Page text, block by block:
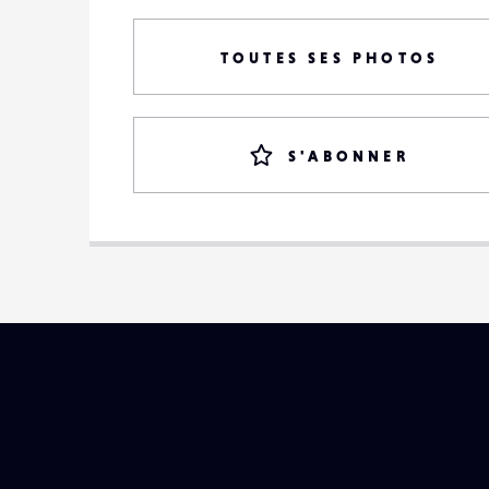
TOUTES SES PHOTOS
S'ABONNER